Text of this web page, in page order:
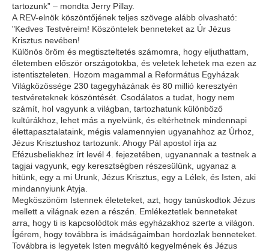
tartozunk” – mondta Jerry Pillay.
A REV-elnök köszöntőjének teljes szövege alább olvasható:
"Kedves Testvéreim! Köszöntelek benneteket az Úr Jézus
Krisztus nevében!
Különös öröm és megtiszteltetés számomra, hogy eljuthattam,
életemben először országotokba, és veletek lehetek ma ezen az
istentiszteleten. Hozom magammal a Református Egyházak
Világközössége 230 tagegyházának és 80 millió keresztyén
testvéreteknek köszöntését. Csodálatos a tudat, hogy nem
számít, hol vagyunk a világban, tartozhatunk különböző
kultúrákhoz, lehet más a nyelvünk, és eltérhetnek mindennapi
élettapasztalataink, mégis valamennyien ugyanahhoz az Úrhoz,
Jézus Krisztushoz tartozunk. Ahogy Pál apostol írja az
Efézusbeliekhez írt levél 4. fejezetében, ugyanannak a testnek a
tagjai vagyunk, egy keresztségben részesülünk, ugyanaz a
hitünk, egy a mi Urunk, Jézus Krisztus, egy a Lélek, és Isten, aki
mindannyiunk Atyja.
Megköszönöm Istennek életeteket, azt, hogy tanúskodtok Jézus
mellett a világnak ezen a részén. Emlékeztetlek benneteket
arra, hogy ti is kapcsolódtok más egyházakhoz szerte a világon.
Ígérem, hogy továbbra is imádságaimban hordozlak benneteket.
Továbbra is legyetek Isten megváltó kegyelmének és Jézus